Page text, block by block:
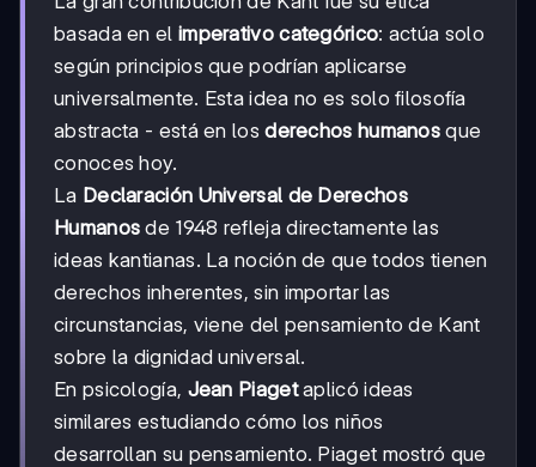
basada en el imperativo categórico: actúa solo
según principios que podrían aplicarse
universalmente. Esta idea no es solo filosofía
abstracta - está en losderechos humanos que
conoces hoy.
La Declaración Universal de Derechos
Humanos de 1948 refleja directamente las
ideas kantianas. La noción de que todos tienen
derechos inherentes, sin importar las
circunstancias, viene del pensamiento de Kant
sobre la dignidad universal.
En psicología, Jean Piagetaplicó ideas
similares estudiando cómo los niños
desarrollan su pensamiento. Piaget mostró que